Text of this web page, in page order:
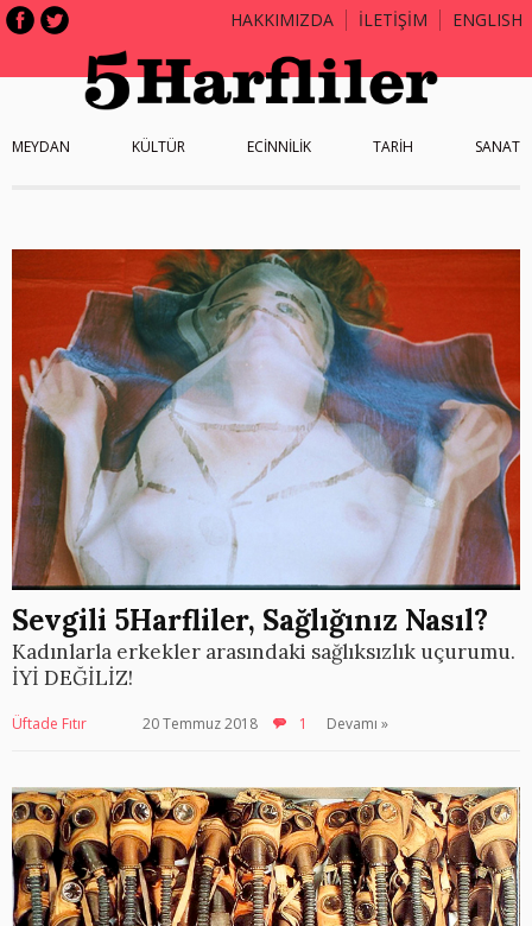
HAKKIMIZDA İLETİŞİM ENGLISH
MEYDAN KÜLTÜR ECİNNİLİK TARİH SANAT
Sevgili 5Harfliler, Sağlığınız Nasıl?
Kadınlarla erkekler arasındaki sağlıksızlık uçurumu.
İYİ DEĞİLİZ!
Üftade Fıtır 20 Temmuz 2018 1 Devamı »